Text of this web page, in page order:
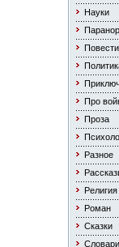
Науки
Повести
Про
Проза
Разное
Религия
Роман
Сказки
Словари